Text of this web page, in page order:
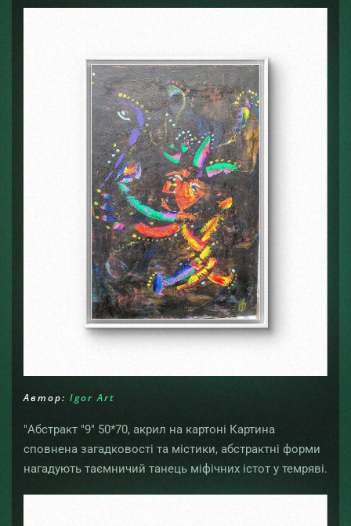
Автор: Igor Art
"Абстракт "9" 50*70, акрил на картоні Картина
сповнена загадковості та містики, абстрактні форми
нагадують таємничий танець міфічних істот у темряві.